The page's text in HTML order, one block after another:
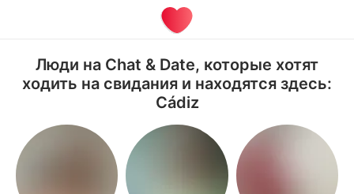
Люди на Chat & Date, которые хотят
ходить на свидания и находятся здесь:
Cádiz